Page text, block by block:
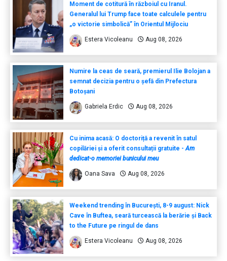
Moment de cotitură în războiul cu Iranul.
Generalul lui Trump face toate calculele pentru
„o victorie simbolică” în Orientul Mijlociu
Estera Vicoleanu Aug 08, 2026
Numire la ceas de seară, premierul Ilie Bolojan a
semnat decizia pentru o șefă din Prefectura
Botoșani
Gabriela Erdic Aug 08, 2026
Cu inima acasă: O doctoriță a revenit în satul
copilăriei și a oferit consultații gratuite -Am
dedicat-o memoriei bunicului meu
Oana Sava Aug 08, 2026
Weekend trending în București, 8-9 august: Nick
Cave în Buftea, seară turcească la berărie și Back
to the Future pe ringul de dans
Estera Vicoleanu Aug 08, 2026